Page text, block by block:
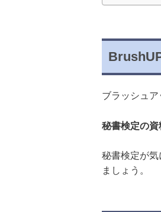
ブラッシュ
秘書検定の資
秘書検定が
ましょう。